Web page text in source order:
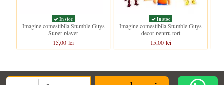
In stoc
Imagine comestibila Stumble Guys
Super player
15,00 lei
In stoc
Imagine comestibila Stumble Guys
decor pentru tort
15,00 lei